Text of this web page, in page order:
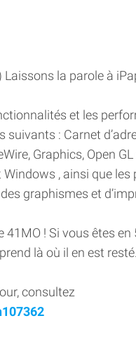
Laissons la parole à
et les
: Carnet
Graphics, Open
, ainsi que
graphismes et
! Si vous êtes en
là où il en est
consultez